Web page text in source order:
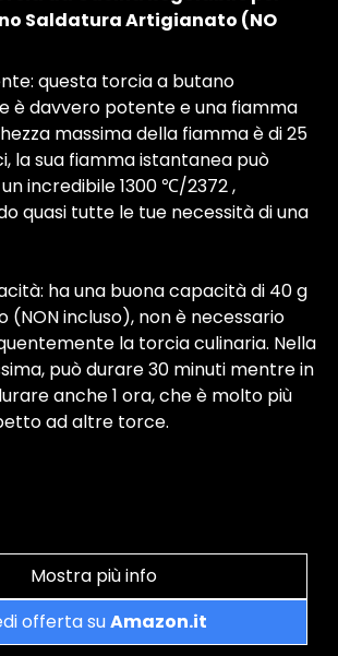
Saldatura Artigianato (NO
questa torcia a butano
è davvero potente e una fiamma
massima della fiamma è di 25
la sua fiamma istantanea può
incredibile 1300 ℃/2372 ,
quasi tutte le tue necessità di una
ha una buona capacità di 40 g
(NON incluso), non è necessario
la torcia culinaria. Nella
può durare 30 minuti mentre in
anche 1 ora, che è molto più
ad altre torce.
Mostra più info
offerta suAmazon.it